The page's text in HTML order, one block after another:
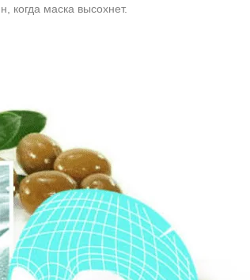
когда маска высохнет.